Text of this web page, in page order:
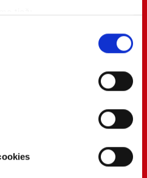
niekoľko metrov
charakteristík (odtlačky
. Súhlas